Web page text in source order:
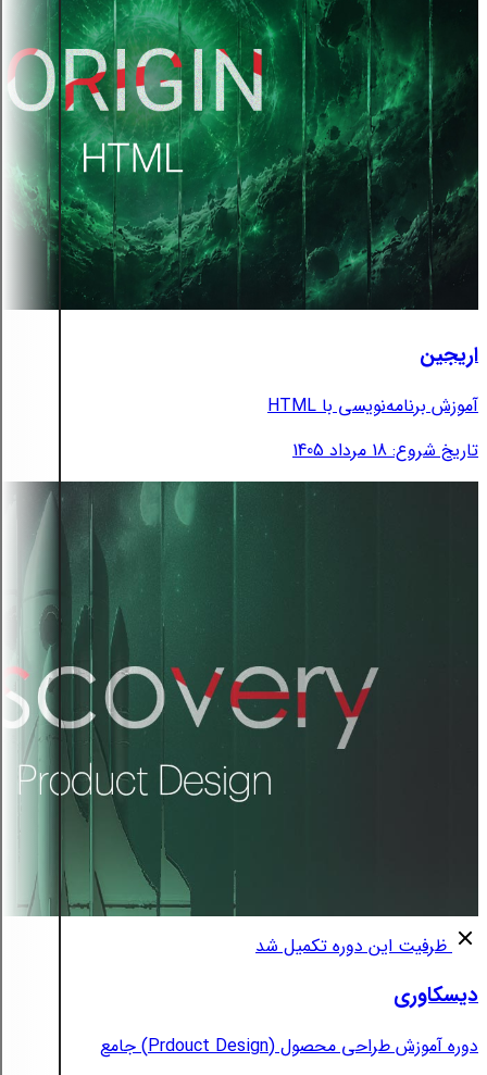
اریجین
آموزش برنامه‌نویسی با HTML
تاریخ شروع: 18 مرداد 1405
ظرفیت این دوره تکمیل شد
دیسکاوری
دوره آموزش طراحی محصول (Prdouct Design) جامع